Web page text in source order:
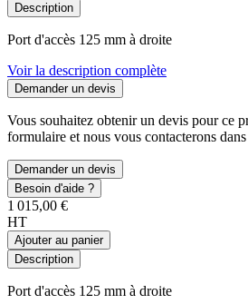
Description
Port d'accès 125 mm à droite
Voir la description complète
Demander un devis
Vous souhaitez obtenir un devis pour ce
formulaire et nous vous contacterons
Demander un devis
Besoin d'aide ?
1 015,00 €
HT
Ajouter au panier
Description
Port d'accès 125 mm à droite